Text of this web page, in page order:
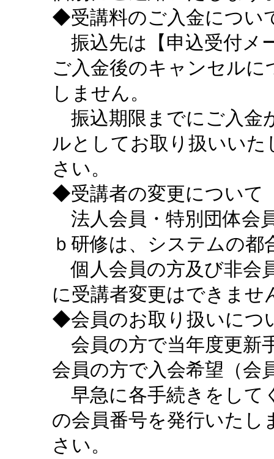
◆受講料のご入金につい
振込先は【申込受付メ
ご入金後のキャンセル
しません。
振込期限までにご入金
ルとしてお取り扱いい
さい。
◆受講者の変更について
法人会員・特別団体会
ｂ研修は、システムの
個人会員の方及び非会
に受講者変更はできませ
◆会員のお取り扱いにつ
会員の方で当年度更新
会員の方で入会希望（会
早急に各手続きをして
の会員番号を発行いたし
さい。